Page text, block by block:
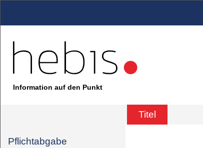
Information auf den Punkt
Titel
Pflichtabgabe